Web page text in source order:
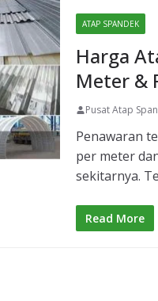
ATAP SPANDEK
Harga
Meter &
Pusat Atap
Penawaran
per meter
sekitarnya.
Read More